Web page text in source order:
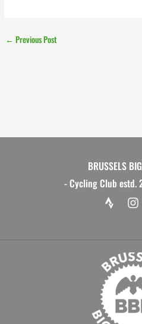
← Previous Post
BRUSSELS
- Cycling Club estd.